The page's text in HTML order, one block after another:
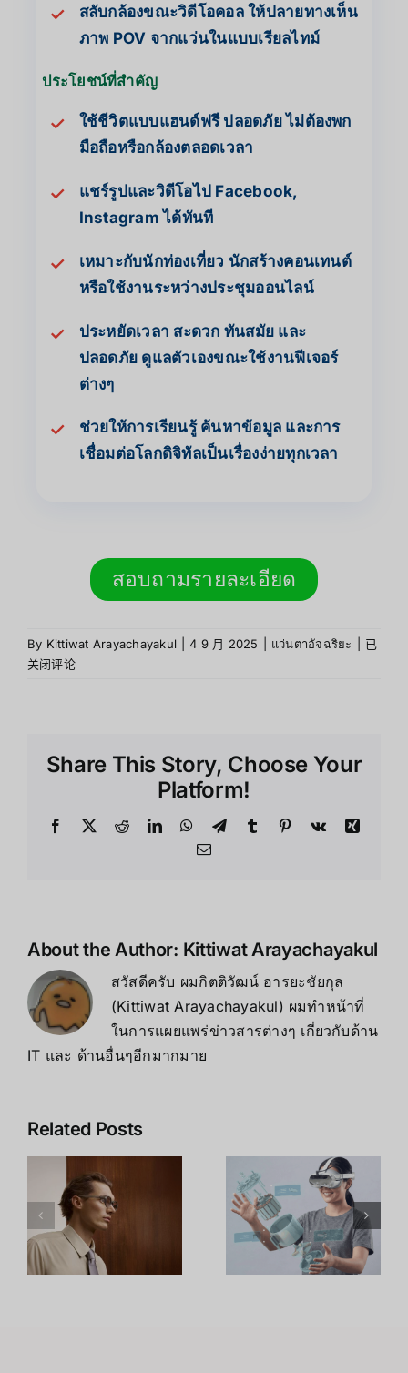
✓
สลับกล้องขณะวิดีโอคอล ให้ปลายทางเห็น
ภาพ POV จากแว่นในแบบเรียลไทม์
ประโยชน์ที่สำคัญ
✓
ใช้ชีวิตแบบแฮนด์ฟรี ปลอดภัย ไม่ต้องพก
มือถือหรือกล้องตลอดเวลา
✓
แชร์รูปและวิดีโอไป Facebook,
Instagram ได้ทันที
✓
เหมาะกับนักท่องเที่ยว นักสร้างคอนเทนต์
หรือใช้งานระหว่างประชุมออนไลน์
✓
ประหยัดเวลา สะดวก ทันสมัย และ
ปลอดภัย ดูแลตัวเองขณะใช้งานฟีเจอร์
ต่างๆ
✓
ช่วยให้การเรียนรู้ ค้นหาข้อมูล และการ
เชื่อมต่อโลกดิจิทัลเป็นเรื่องง่ายทุกเวลา
สอบถามรายละเอียด
By Kittiwat Arayachayakul 4 9 月 2025 แว่นตาอัจฉริยะ
已
关闭评论
Share This Story, Choose Your
Platform!
About the Author: Kittiwat Arayachayakul
สวัสดีครับ ผมกิตติวัฒน์ อารยะชัยกุล
(Kittiwat Arayachayakul) ผมทำหน้าที่
ในการแผยแพร่ข่าวสารต่างๆ เกี่ยวกับด้าน
IT และ ด้านอื่นๆอีกมากมาย
Related PostsLeap
Motion
Controller
2: เมื่อ Hand
Tracking
กลายเป็น
เทคโนโลยีที่
D435i: สุด
ยอดกล้อง
Depth
Camera
พร้อม IMU